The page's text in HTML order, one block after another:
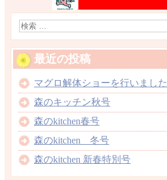
最近の投稿
マグロ解体ショーを行いました
森のキッチン秋号
森のkitchen春号
森のkitchen 冬号
森のkitchen 新春特別号